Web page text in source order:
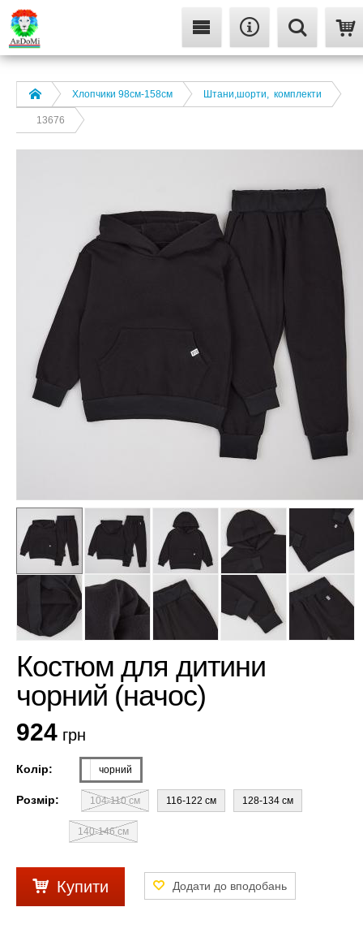
Хлопчики 98см-158см Штани,шорти, комплекти
13676
Костюм для дитини
чорний (начос)
924 грн
Колір: чорний
Розмір: 104-110 см 116-122 см 128-134 см
140-146 см
Купити